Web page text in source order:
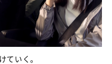
ていく。